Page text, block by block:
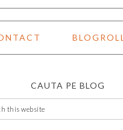
BLOGROLL
CAUTA PE BLOG